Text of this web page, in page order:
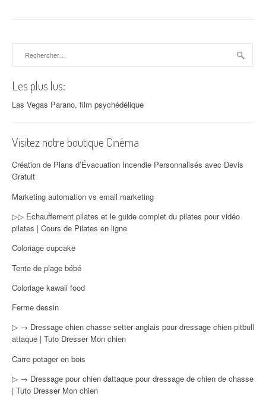
Les plus lus:
Las Vegas Parano, film psychédélique
Visitez notre boutique Cinéma
Création de Plans d’Évacuation Incendie Personnalisés avec Devis
Gratuit
Marketing automation vs email marketing
▷▷ Echauffement pilates et le guide complet du pilates pour vidéo
pilates | Cours de Pilates en ligne
Coloriage cupcake
Tente de plage bébé
Coloriage kawaii food
Ferme dessin
▷ → Dressage chien chasse setter anglais pour dressage chien pitbull
attaque | Tuto Dresser Mon chien
Carre potager en bois
▷ → Dressage pour chien dattaque pour dressage de chien de chasse
| Tuto Dresser Mon chien